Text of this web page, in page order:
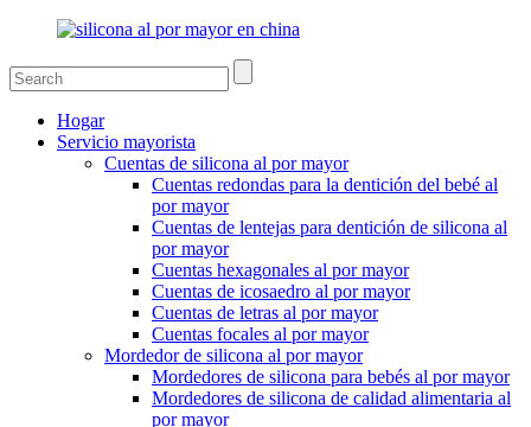
Hogar
Servicio mayorista
Cuentas de silicona al por mayor
Cuentas redondas para la dentición del bebé al
por mayor
Cuentas de lentejas para dentición de silicona al
por mayor
Cuentas hexagonales al por mayor
Cuentas de icosaedro al por mayor
Cuentas de letras al por mayor
Cuentas focales al por mayor
Mordedor de silicona al por mayor
Mordedores de silicona para bebés al por mayor
Mordedores de silicona de calidad alimentaria al
por mayor